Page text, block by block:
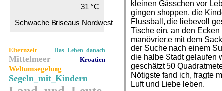
31 °C
Schwache Briseaus Nordwest
Elternzeit Das_Leben_danach
Mittelmeer Kroatien
Weltumsegelung
Segeln_mit_Kindern
kleinen Gässchen vor
gingen shoppen, die
Flussball, die liebevoll
Tische ein, an den
manövrierte mit dem
der Suche nach einem
die halbe Stadt gelaufen
geschätzt 50
Nötigste fand ich, fragte
Luft und Liebe leben.